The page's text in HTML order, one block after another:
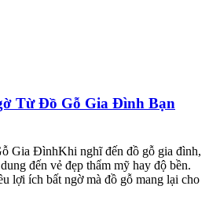
Từ Đồ Gỗ Gia Đình Bạn
Gia ĐìnhKhi nghĩ đến đồ gỗ gia đình,
đến vẻ đẹp thẩm mỹ hay độ bền.
lợi ích bất ngờ mà đồ gỗ mang lại cho